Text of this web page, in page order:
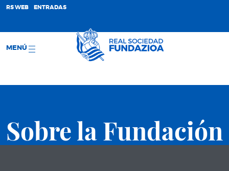
RS WEB ENTRADAS
MENÚ
Sobre la Fundación